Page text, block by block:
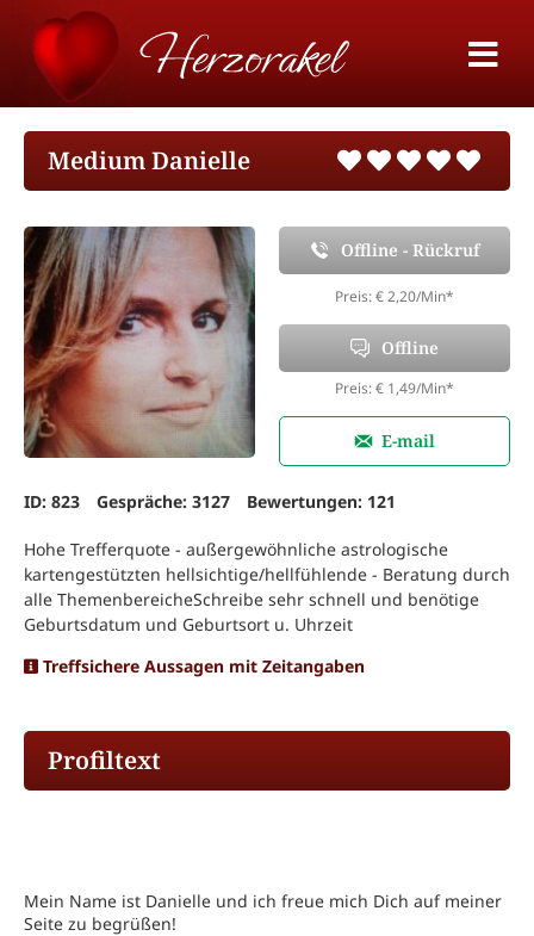
Medium Danielle
Offline - Rückruf
Preis: € 2,20/Min*
Offline
Preis: € 1,49/Min*
E-mail
ID: 823 Gespräche: 3127 Bewertungen: 121
Hohe Trefferquote - außergewöhnliche astrologische
kartengestützten hellsichtige/hellfühlende - Beratung durch
alle ThemenbereicheSchreibe sehr schnell und benötige
Geburtsdatum und Geburtsort u. Uhrzeit
Treffsichere Aussagen mit Zeitangaben
Profiltext
Mein Name ist Danielle und ich freue mich Dich auf meiner
Seite zu begrüßen!